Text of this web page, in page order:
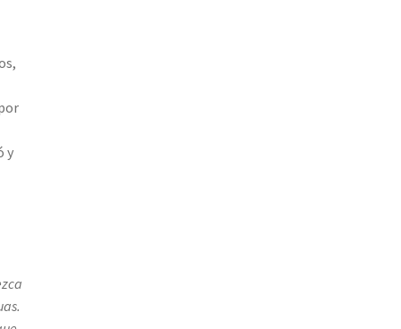
y